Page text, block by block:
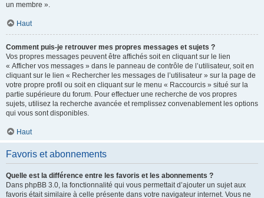
un membre ».
Haut
Comment puis-je retrouver mes propres messages et sujets ?
Vos propres messages peuvent être affichés soit en cliquant sur le lien
« Afficher vos messages » dans le panneau de contrôle de l’utilisateur, soit en
cliquant sur le lien « Rechercher les messages de l’utilisateur » sur la page de
votre propre profil ou soit en cliquant sur le menu « Raccourcis » situé sur la
partie supérieure du forum. Pour effectuer une recherche de vos propres
sujets, utilisez la recherche avancée et remplissez convenablement les options
qui vous sont disponibles.
Haut
Favoris et abonnements
Quelle est la différence entre les favoris et les abonnements ?
Dans phpBB 3.0, la fonctionnalité qui vous permettait d’ajouter un sujet aux
favoris était similaire à celle présente dans votre navigateur internet. Vous ne